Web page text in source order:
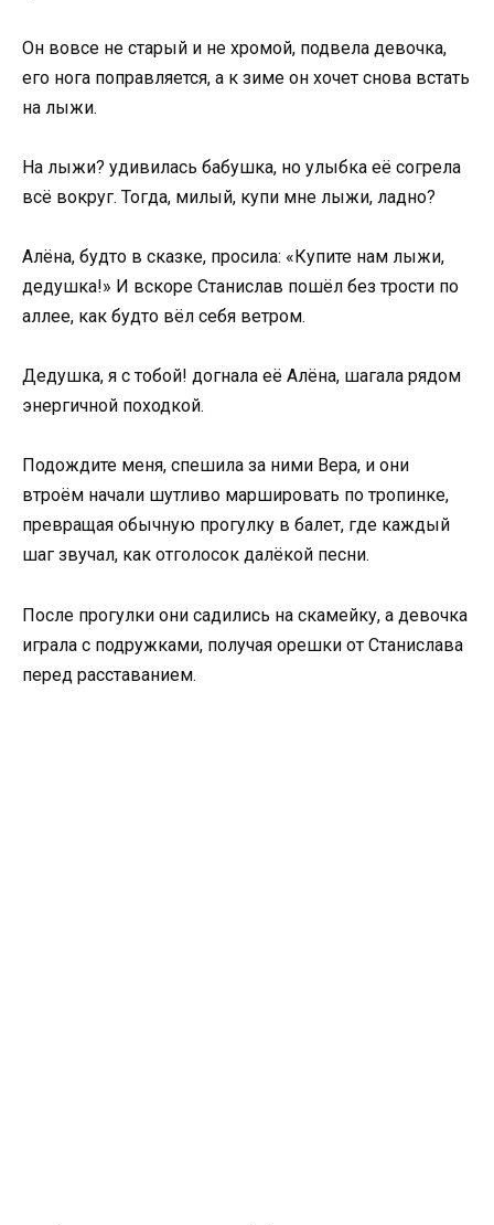
Он вовсе не старый и не хромой, подвела девочка,
его нога поправляется, а к зиме он хочет снова встать
на лыжи.
На лыжи? удивилась бабушка, но улыбка её согрела
всё вокруг. Тогда, милый, купи мне лыжи, ладно?
Алёна, будто в сказке, просила: «Купите нам лыжи,
дедушка!» И вскоре Станислав пошёл без трости по
аллее, как будто вёл себя ветром.
Дедушка, я с тобой! догнала её Алёна, шагала рядом
энергичной походкой.
Подождите меня, спешила за ними Вера, и они
втроём начали шутливо маршировать по тропинке,
превращая обычную прогулку в балет, где каждый
шаг звучал, как отголосок далёкой песни.
После прогулки они садились на скамейку, а девочка
играла с подружками, получая орешки от Станислава
перед расставанием.